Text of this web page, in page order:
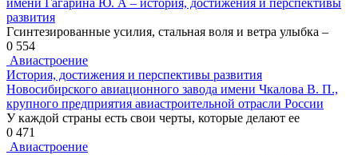
развития
Гсинтезированные усилия, стальная воля и ветра улыбка –
0 554
Авиастроение
История, достижения и перспективы развития
Новосибирского авиационного завода имени Чкалова В. П.,
крупного предприятия авиастроительной отрасли России
У каждой страны есть свои черты, которые делают ее
0 471
Авиастроение